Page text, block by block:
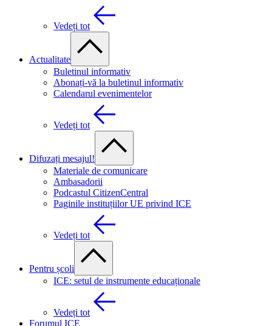
Vedeți tot
Actualitate
Buletinul informativ
Abonați-vă la buletinul informativ
Calendarul evenimentelor
Vedeți tot
Difuzați mesajul!
Materiale de comunicare
Ambasadorii
Podcastul CitizenCentral
Paginile instituțiilor UE privind ICE
Vedeți tot
Pentru școli
ICE: setul de instrumente educaționale
Vedeți tot
Forumul ICE